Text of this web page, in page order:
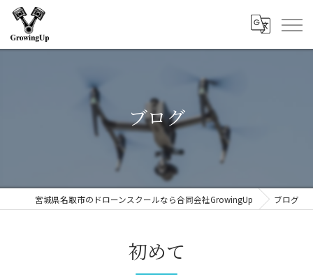
ブログ
宮城県名取市のドローンスクールなら合同会社GrowingUp ブログ
初めて